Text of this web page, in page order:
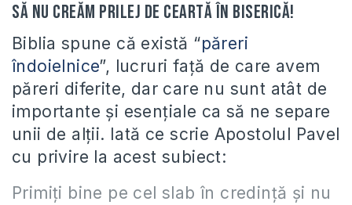
Să nu creăm prilej de ceartă în biserică!
Biblia spune că există “păreri
îndoielnice”, lucruri faţă de care avem
păreri diferite, dar care nu sunt atât de
importante şi esenţiale ca să ne separe
unii de alţii. Iată ce scrie Apostolul Pavel
cu privire la acest subiect:
Primiţi bine pe cel slab în credinţă şi nu